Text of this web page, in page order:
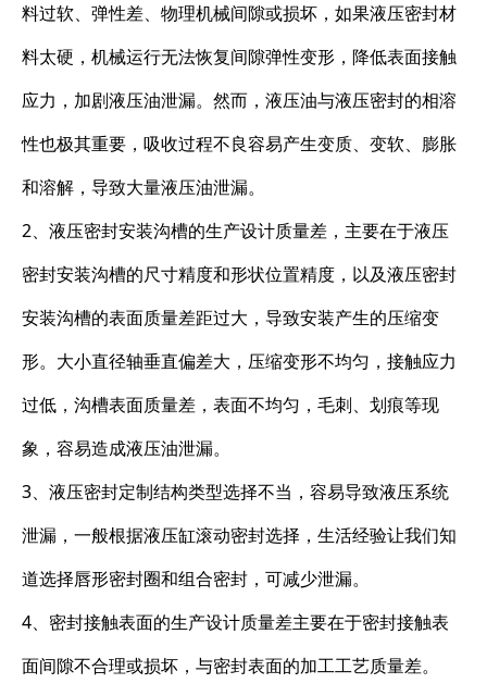
料过软、弹性差、物理机械间隙或损坏，如果液压密封材
料太硬，机械运行无法恢复间隙弹性变形，降低表面接触
应力，加剧液压油泄漏。然而，液压油与液压密封的相溶
性也极其重要，吸收过程不良容易产生变质、变软、膨胀
和溶解，导致大量液压油泄漏。
2、液压密封安装沟槽的生产设计质量差，主要在于液压
密封安装沟槽的尺寸精度和形状位置精度，以及液压密封
安装沟槽的表面质量差距过大，导致安装产生的压缩变
形。大小直径轴垂直偏差大，压缩变形不均匀，接触应力
过低，沟槽表面质量差，表面不均匀，毛刺、划痕等现
象，容易造成液压油泄漏。
3、液压密封定制结构类型选择不当，容易导致液压系统
泄漏，一般根据液压缸滚动密封选择，生活经验让我们知
道选择唇形密封圈和组合密封，可减少泄漏。
4、密封接触表面的生产设计质量差主要在于密封接触表
面间隙不合理或损坏，与密封表面的加工工艺质量差。